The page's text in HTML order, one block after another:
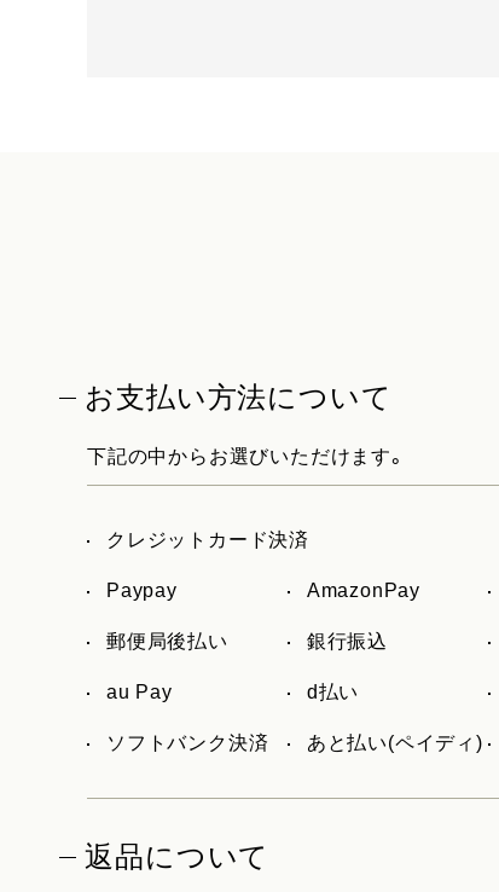
お支払い方法について
下記の中からお選びいただけます。
クレジットカード決済
Paypay AmazonPay
郵便局後払い 銀行振込
au Pay d払い
ソフトバンク決済 あと払い(ペイディ)
返品について